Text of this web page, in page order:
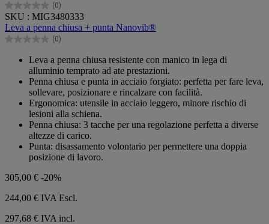
(0)
0.0
su
5
stelle.
SKU : MIG3480333
Leva a penna chiusa + punta Nanovib®
(0)
0.0
Leva a penna chiusa resistente con manico in lega di
alluminio temprato ad ate prestazioni.
Penna chiusa e punta in acciaio forgiato: perfetta per fare leva,
sollevare, posizionare e rincalzare con facilità.
Ergonomica: utensile in acciaio leggero, minore rischio di
lesioni alla schiena.
Penna chiusa: 3 tacche per una regolazione perfetta a diverse
altezze di carico.
Punta: disassamento volontario per permettere una doppia
posizione di lavoro.
305,00 € -20%
244,00 € IVA Escl.
297,68 € IVA incl.